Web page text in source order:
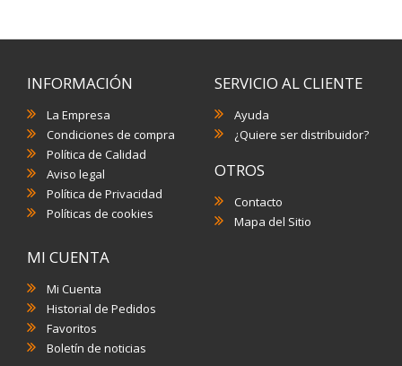
INFORMACIÓN
La Empresa
Condiciones de compra
Política de Calidad
Aviso legal
Política de Privacidad
Políticas de cookies
SERVICIO AL CLIENTE
Ayuda
¿Quiere ser distribuidor?
OTROS
Contacto
Mapa del Sitio
MI CUENTA
Mi Cuenta
Historial de Pedidos
Favoritos
Boletín de noticias